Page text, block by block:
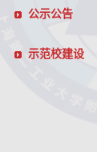
公示公告
示范校建设